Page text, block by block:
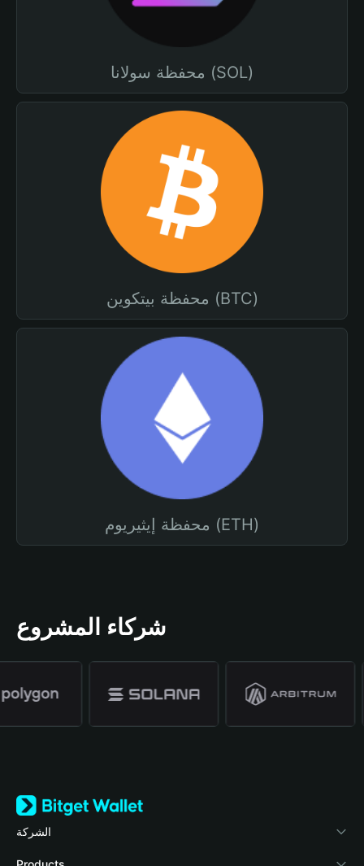
محفظة سولانا (SOL)
محفظة بيتكوين (BTC)
محفظة إيثيريوم (ETH)
شركاء المشروع
الشركة